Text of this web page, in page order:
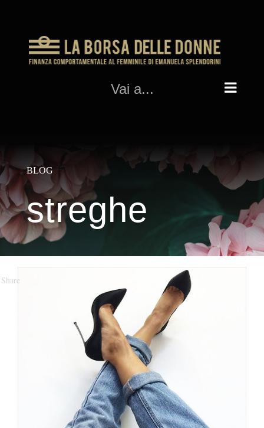
contenuto
Vai a...
BLOG
streghe
E’ vero che le streghe
mangiano i bambini?
Portafoglio
Share